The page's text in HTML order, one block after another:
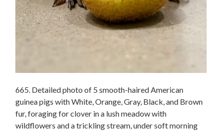
665. Detailed photo of 5 smooth-haired American
guinea pigs with White, Orange, Gray, Black, and Brown
fur, foraging for clover in a lush meadow with
wildflowers and a trickling stream, under soft morning